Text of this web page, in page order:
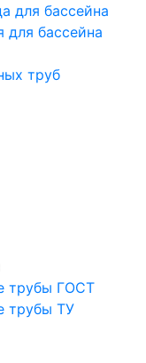
для бассейна
для бассейна
труб
трубы ГОСТ
трубы ТУ